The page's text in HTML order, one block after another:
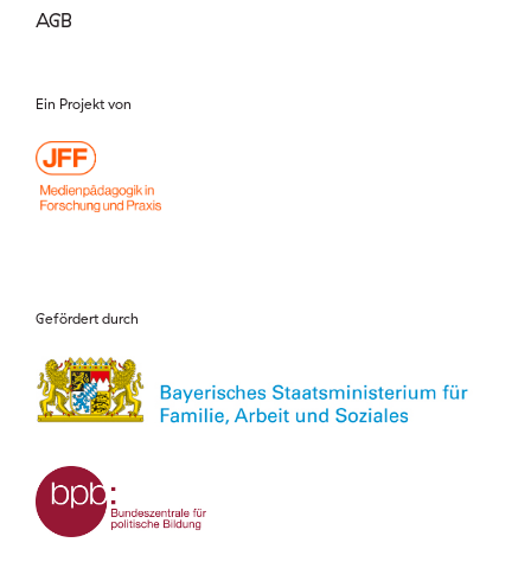
AGB
Ein Projekt von
Gefördert durch